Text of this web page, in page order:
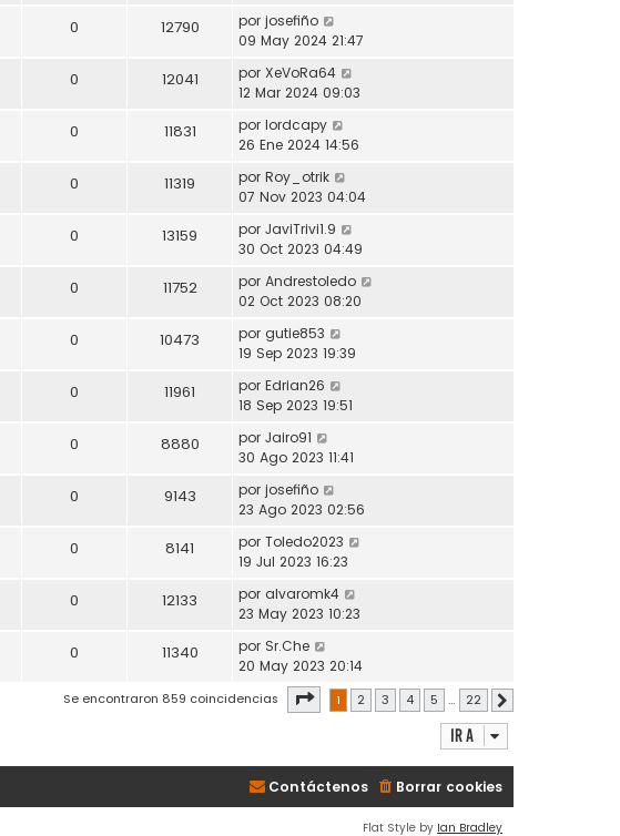
0 12790 por josefiño
09 May 2024 21:47
0 12041 por XeVoRa64
12 Mar 2024 09:03
0 11831 por lordcapy
26 Ene 2024 14:56
0 11319 por Roy_otrik
07 Nov 2023 04:04
0 13159 por JaviTrivi1.9
30 Oct 2023 04:49
0 11752 por Andrestoledo
02 Oct 2023 08:20
0 10473 por gutie853
19 Sep 2023 19:39
0 11961 por Edrian26
18 Sep 2023 19:51
0 8880 por Jairo91
30 Ago 2023 11:41
0 9143 por josefiño
23 Ago 2023 02:56
0 8141 por Toledo2023
19 Jul 2023 16:23
0 12133 por alvaromk4
23 May 2023 10:23
0 11340 por Sr.Che
20 May 2023 20:14
Se encontraron 859 coincidencias Página1 de
1 2 3 4 5 … 22
Ir a
Borrar cookies
Contáctenos
Flat Style by Ian Bradley